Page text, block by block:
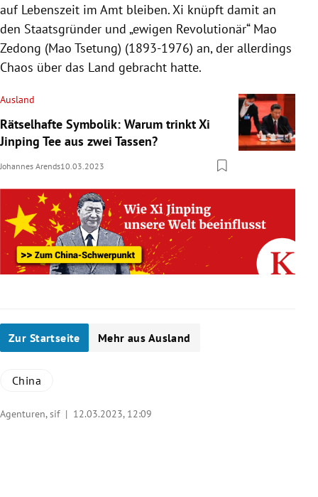
auf Lebenszeit im Amt bleiben. Xi knüpft damit an
den Staatsgründer und „ewigen Revolutionär“ Mao
Zedong (Mao Tsetung) (1893-1976) an, der allerdings
Chaos über das Land gebracht hatte.
Ausland
Rätselhafte Symbolik: Warum trinkt Xi
Jinping Tee aus zwei Tassen?
Johannes Arends10.03.2023
Zur Startseite Mehr aus Ausland
China
Agenturen, sif | 12.03.2023, 12:09